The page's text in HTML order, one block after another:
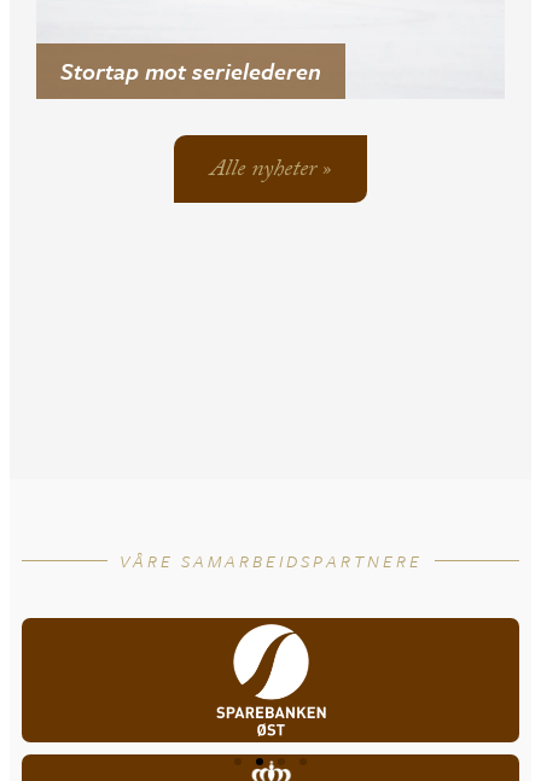
Stortap mot serielederen
Alle nyheter »
VÅRE SAMARBEIDSPARTNERE